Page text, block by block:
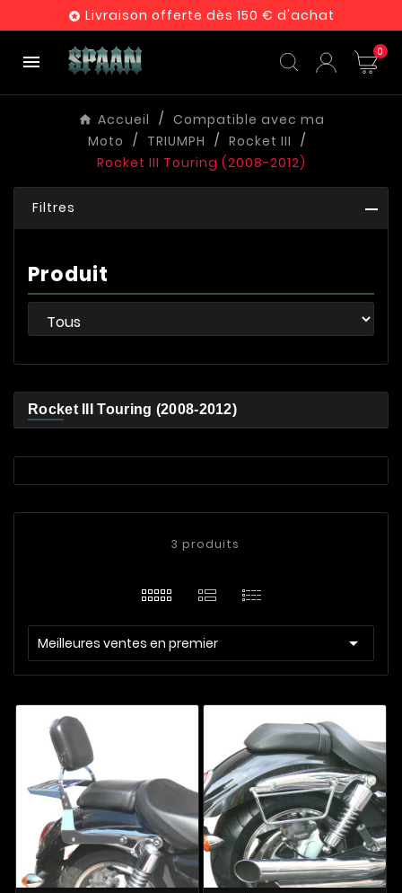
 Livraison offerte dès 150 € d'achat
 0
Accueil
Compatible avec ma
Moto
TRIUMPH
Rocket III
Rocket III Touring (2008-2012)
Filtres
Produit
Rocket III Touring (2008-2012)
3 produits
Meilleures ventes en premier 